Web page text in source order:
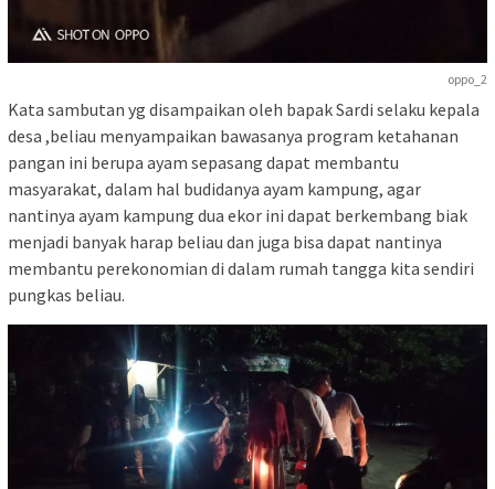
oppo_2
Kata sambutan yg disampaikan oleh bapak Sardi selaku kepala
desa ,beliau menyampaikan bawasanya program ketahanan
pangan ini berupa ayam sepasang dapat membantu
masyarakat, dalam hal budidanya ayam kampung, agar
nantinya ayam kampung dua ekor ini dapat berkembang biak
menjadi banyak harap beliau dan juga bisa dapat nantinya
membantu perekonomian di dalam rumah tangga kita sendiri
pungkas beliau.